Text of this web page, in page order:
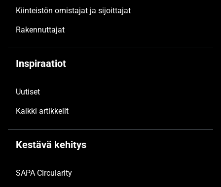
Kiinteistön omistajat ja sijoittajat
Rakennuttajat
Inspiraatiot
Uutiset
Kaikki artikkelit
Kestävä kehitys
SAPA Circularity